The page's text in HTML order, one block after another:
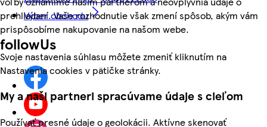
prehliadaní. Vaše rozhodnutie však zmení spôsob, akým vám
prispôsobíme nakupovanie na našom webe.
Svoje nastavenia súhlasu môžete zmeniť kliknutím na
Nastavenia cookies v pätičke stránky.
My a naši partneri spracúvame údaje s cieľom
Používať presné údaje o geolokácii. Aktívne skenovať
Výber obchodu
followUs